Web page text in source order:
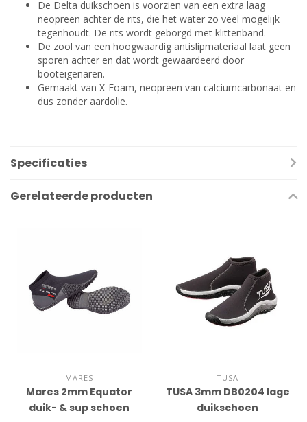
De Delta duikschoen is voorzien van een extra laag
neopreen achter de rits, die het water zo veel mogelijk
tegenhoudt. De rits wordt geborgd met klittenband.
De zool van een hoogwaardig antislipmateriaal laat geen
sporen achter en dat wordt gewaardeerd door
booteigenaren.
Gemaakt van X-Foam, neopreen van calciumcarbonaat en
dus zonder aardolie.
Specificaties
Gerelateerde producten
MARES
Mares 2mm Equator
duik- & sup schoen
TUSA
TUSA 3mm DB0204 lage
duikschoen